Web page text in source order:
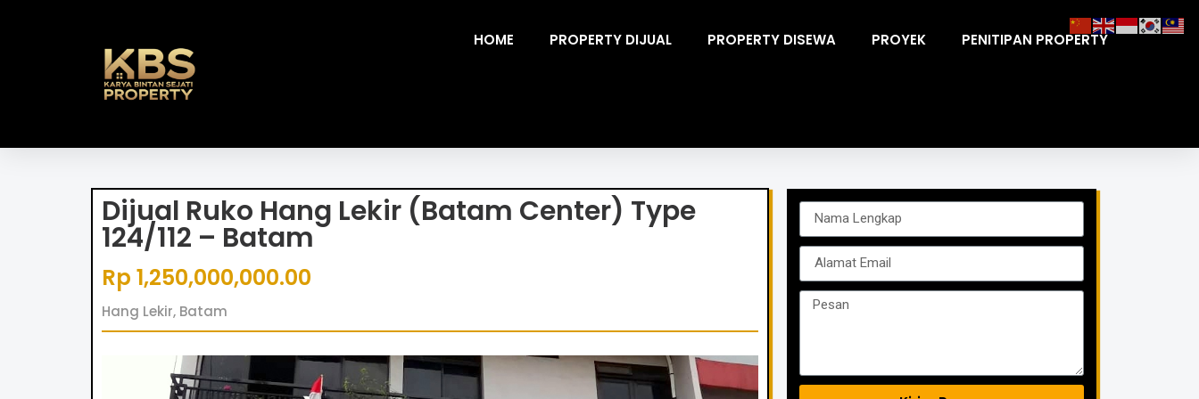
HOME PROPERTY DIJUAL PROPERTY DISEWA PROYEK PENITIPAN PROPERTY
Dijual Ruko Hang Lekir (Batam Center) Type
124/112 – Batam
Rp 1,250,000,000.00
Hang Lekir, Batam